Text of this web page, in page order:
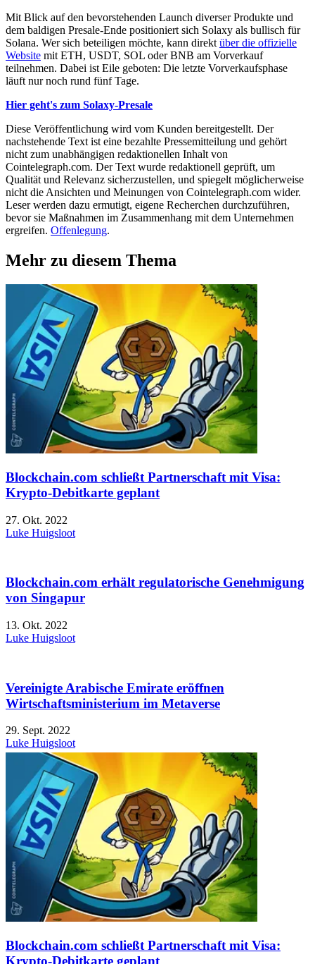
Mit Blick auf den bevorstehenden Launch diverser Produkte und
dem baldigen Presale-Ende positioniert sich Solaxy als bullisch für
Solana. Wer sich beteiligen möchte, kann direkt über die offizielle
Website mit ETH, USDT, SOL oder BNB am Vorverkauf
teilnehmen. Dabei ist Eile geboten: Die letzte Vorverkaufsphase
läuft nur noch rund fünf Tage.
Hier geht's zum Solaxy-Presale
Diese Veröffentlichung wird vom Kunden bereitgestellt. Der
nachstehende Text ist eine bezahlte Pressemitteilung und gehört
nicht zum unabhängigen redaktionellen Inhalt von
Cointelegraph.com. Der Text wurde redaktionell geprüft, um
Qualität und Relevanz sicherzustellen, und spiegelt möglicherweise
nicht die Ansichten und Meinungen von Cointelegraph.com wider.
Leser werden dazu ermutigt, eigene Recherchen durchzuführen,
bevor sie Maßnahmen im Zusammenhang mit dem Unternehmen
ergreifen. Offenlegung.
Mehr zu diesem Thema
Blockchain.com schließt Partnerschaft mit Visa:
Krypto-Debitkarte geplant
27. Okt. 2022
Luke Huigsloot
Blockchain.com erhält regulatorische Genehmigung
von Singapur
13. Okt. 2022
Luke Huigsloot
Vereinigte Arabische Emirate eröffnen
Wirtschaftsministerium im Metaverse
29. Sept. 2022
Luke Huigsloot
Blockchain.com schließt Partnerschaft mit Visa:
Krypto-Debitkarte geplant